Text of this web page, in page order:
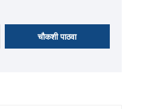
चौकशी पाठवा